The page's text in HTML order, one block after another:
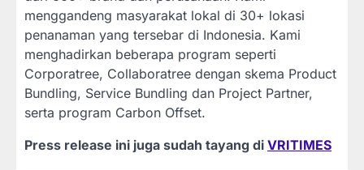
menggandeng masyarakat lokal di 30+ lokasi
penanaman yang tersebar di Indonesia. Kami
menghadirkan beberapa program seperti
Corporatree, Collaboratree dengan skema Product
Bundling, Service Bundling dan Project Partner,
serta program Carbon Offset.
Press release ini juga sudah tayang di VRITIMES